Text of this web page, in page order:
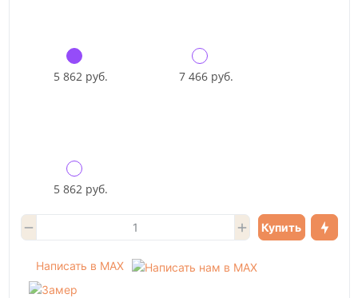
5 862 руб. 7 466 руб.
5 862 руб.
Купить
Написать в MAX